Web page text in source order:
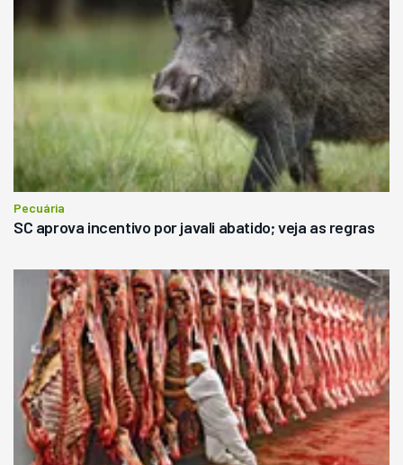
Pecuária
SC aprova incentivo por javali abatido; veja as regras